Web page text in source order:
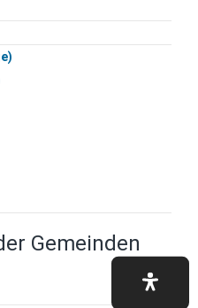
Gemeinden